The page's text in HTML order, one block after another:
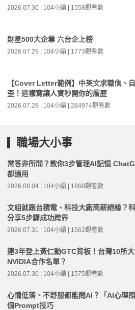
2026.07.30 | 104小編 | 1558觀看數
財星500大企業 六台企上榜
2026.07.29 | 104小編 | 1773觀看數
【Cover Letter範例】中英文求職信、
歪！這樣寫讓人資秒開你的履歷
2026.07.28 | 104小編 | 284974觀看數
職場大小事
常答非所問？教你3步管理AI記憶
都適用
2026.08.04 | 104小編 | 1868觀看數
文組就跟台積電、科技大廠高薪絕緣？
分享5步驟成功跨界
2026.07.31 | 104小編 | 1562觀看數
連3年登上黃仁勳GTC背板！台灣10所
NVIDIA合作名單？
2026.07.30 | 104小編 | 1575觀看數
心情低落、不舒服都能問AI？「AI心理
個Prompt技巧